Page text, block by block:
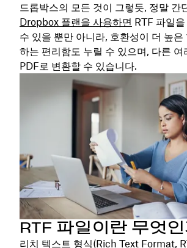
드롭박스의 모든 것이 그렇듯, 정말 간
Dropbox 플랜을 사용하면 RTF 파일
수 있을 뿐만 아니라, 호환성이 더 높은
하는 편리함도 누릴 수 있으며, 다른 여
PDF로 변환할 수 있습니다.
RTF 파일이란 무엇
리치 텍스트 형식(Rich Text Format,